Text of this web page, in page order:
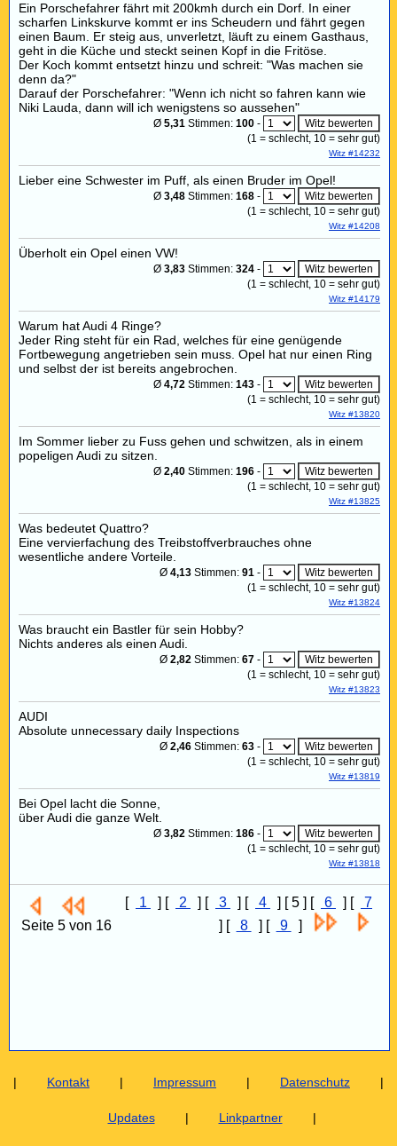
Ein Porschefahrer fährt mit 200kmh durch ein Dorf. In einer
scharfen Linkskurve kommt er ins Scheudern und fährt gegen
einen Baum. Er steig aus, unverletzt, läuft zu einem Gasthaus,
geht in die Küche und steckt seinen Kopf in die Fritöse.
Der Koch kommt entsetzt hinzu und schreit: "Was machen sie
denn da?"
Darauf der Porschefahrer: "Wenn ich nicht so fahren kann wie
Niki Lauda, dann will ich wenigstens so aussehen"
Ø 5,31 Stimmen: 100 -
(1 = schlecht, 10 = sehr gut)
Witz #14232
Lieber eine Schwester im Puff, als einen Bruder im Opel!
Ø 3,48 Stimmen: 168 -
(1 = schlecht, 10 = sehr gut)
Witz #14208
Überholt ein Opel einen VW!
Ø 3,83 Stimmen: 324 -
(1 = schlecht, 10 = sehr gut)
Witz #14179
Warum hat Audi 4 Ringe?
Jeder Ring steht für ein Rad, welches für eine genügende
Fortbewegung angetrieben sein muss. Opel hat nur einen Ring
und selbst der ist bereits angebrochen.
Ø 4,72 Stimmen: 143 -
(1 = schlecht, 10 = sehr gut)
Witz #13820
Im Sommer lieber zu Fuss gehen und schwitzen, als in einem
popeligen Audi zu sitzen.
Ø 2,40 Stimmen: 196 -
(1 = schlecht, 10 = sehr gut)
Witz #13825
Was bedeutet Quattro?
Eine vervierfachung des Treibstoffverbrauches ohne
wesentliche andere Vorteile.
Ø 4,13 Stimmen: 91 -
(1 = schlecht, 10 = sehr gut)
Witz #13824
Was braucht ein Bastler für sein Hobby?
Nichts anderes als einen Audi.
Ø 2,82 Stimmen: 67 -
(1 = schlecht, 10 = sehr gut)
Witz #13823
AUDI
Absolute unnecessary daily Inspections
Ø 2,46 Stimmen: 63 -
(1 = schlecht, 10 = sehr gut)
Witz #13819
Bei Opel lacht die Sonne,
über Audi die ganze Welt.
Ø 3,82 Stimmen: 186 -
(1 = schlecht, 10 = sehr gut)
Witz #13818
Seite 5 von 16
[ 1 ] [ 2 ] [ 3 ] [ 4 ] [ 5 ] [ 6 ] [
7
] [
8 ] [ 9 ]
| Kontakt | Impressum | Datenschutz |
Updates | Linkpartner |